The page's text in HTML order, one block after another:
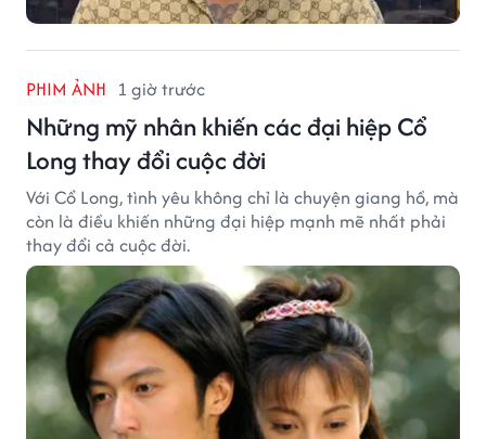
PHIM ẢNH 1 giờ trước
Những mỹ nhân khiến các đại hiệp Cổ
Long thay đổi cuộc đời
Với Cổ Long, tình yêu không chỉ là chuyện giang hồ, mà
còn là điều khiến những đại hiệp mạnh mẽ nhất phải
thay đổi cả cuộc đời.